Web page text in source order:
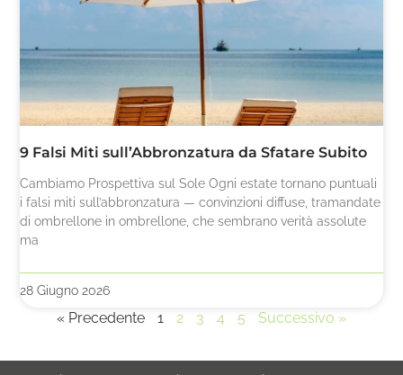
9 Falsi Miti sull’Abbronzatura da Sfatare Subito
Cambiamo Prospettiva sul Sole Ogni estate tornano puntuali
i falsi miti sull’abbronzatura — convinzioni diffuse, tramandate
di ombrellone in ombrellone, che sembrano verità assolute
ma
28 Giugno 2026
« Precedente 1 2 3 4 5 Successivo »